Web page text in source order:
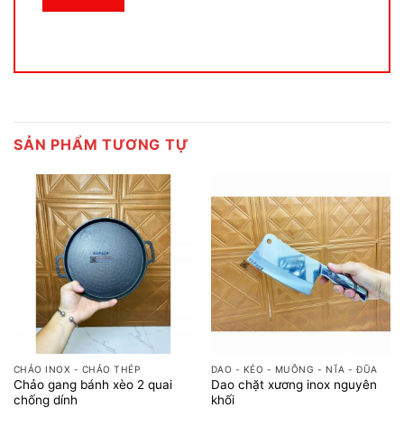
SẢN PHẨM TƯƠNG TỰ
CHẢO INOX - CHẢO THÉP
Chảo gang bánh xèo 2 quai
chống dính
DAO - KÉO - MUỖNG - NĨA - ĐŨA
Dao chặt xương inox nguyên
khối